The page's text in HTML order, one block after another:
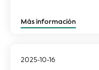
Más información
2025-10-16